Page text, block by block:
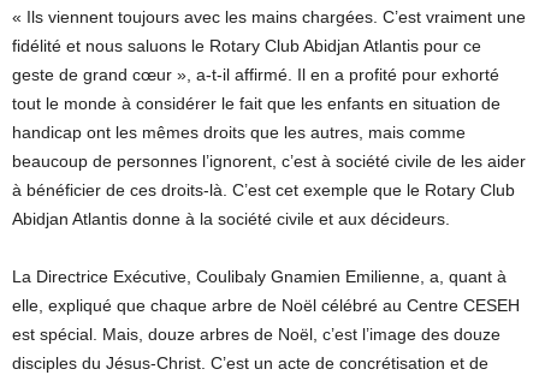
« Ils viennent toujours avec les mains chargées. C’est vraiment une
fidélité et nous saluons le Rotary Club Abidjan Atlantis pour ce
geste de grand cœur », a-t-il affirmé. Il en a profité pour exhorté
tout le monde à considérer le fait que les enfants en situation de
handicap ont les mêmes droits que les autres, mais comme
beaucoup de personnes l’ignorent, c’est à société civile de les aider
à bénéficier de ces droits-là. C’est cet exemple que le Rotary Club
Abidjan Atlantis donne à la société civile et aux décideurs.
La Directrice Exécutive, Coulibaly Gnamien Emilienne, a, quant à
elle, expliqué que chaque arbre de Noël célébré au Centre CESEH
est spécial. Mais, douze arbres de Noël, c’est l’image des douze
disciples du Jésus-Christ. C’est un acte de concrétisation et de